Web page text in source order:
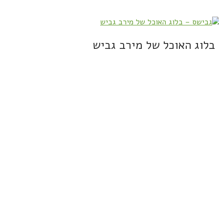
בלוג האוכל של מירב גביש